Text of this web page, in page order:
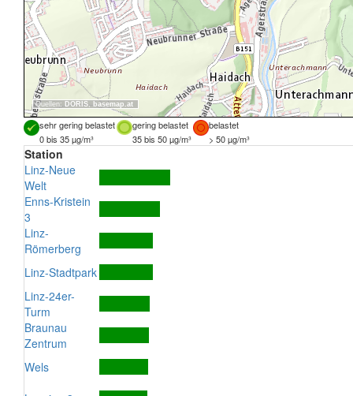
Quellen: DORIS, basemap.at
sehr gering belastet gering belastet
belastet
0 bis 35 µg/m³
35 bis 50 µg/m³ > 50 µg/m³
Station
Linz-Neue
Welt
Enns-Kristein
3
Linz-
Römerberg
Linz-Stadtpark
Linz-24er-
Turm
Braunau
Zentrum
Wels